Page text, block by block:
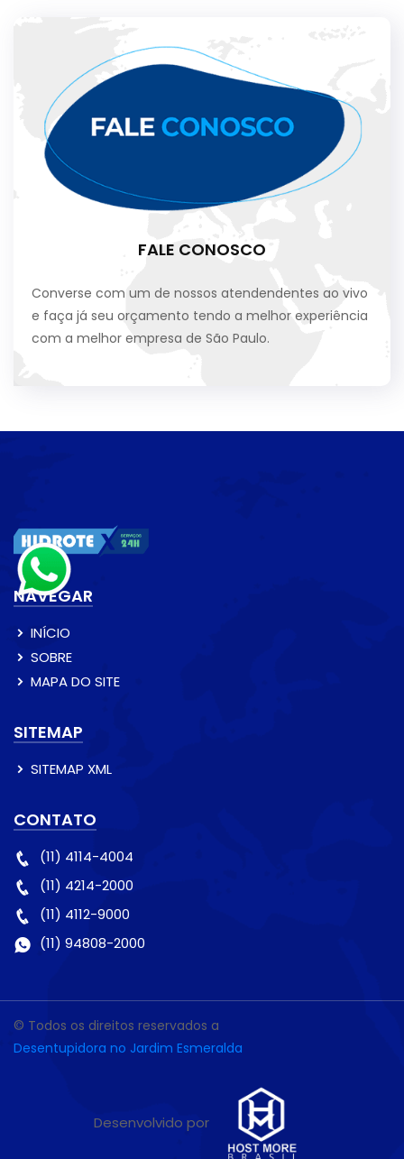
FALE CONOSCO
Converse com um de nossos atendendentes ao vivo
e faça já seu orçamento tendo a melhor experiência
com a melhor empresa de São Paulo.
NAVEGAR
INÍCIO
SOBRE
MAPA DO SITE
SITEMAP
SITEMAP XML
CONTATO
(11) 4114-4004
(11) 4214-2000
(11) 4112-9000
(11) 94808-2000
© Todos os direitos reservados a
Desentupidora no Jardim Esmeralda
Desenvolvido por